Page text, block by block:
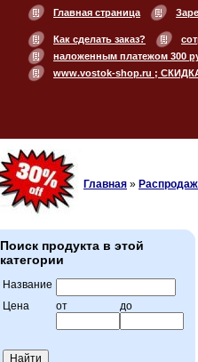
Главная страница
Как сделать заказ?
наложенным платежом 300
www.vostok-shop.ru ;
Главная »
Поиск продукта в этой
категории
Название
Цена
от до